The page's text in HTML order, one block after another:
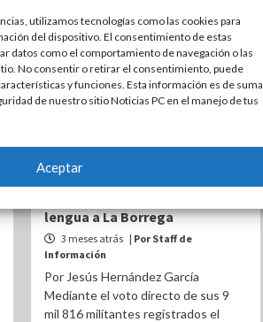
utilizamos tecnologías como las cookies para
del dispositivo. El consentimiento de estas
datos como el comportamiento de navegación o las
No consentir o retirar el consentimiento, puede
y funciones. Esta información es de suma
de nuestro sitio Noticias PC en el manejo de tus
Aceptar
lengua a La Borrega
3 meses atrás | Por Staff de
Información
Por Jesús Hernández García
Mediante el voto directo de sus 9
mil 816 militantes registrados el